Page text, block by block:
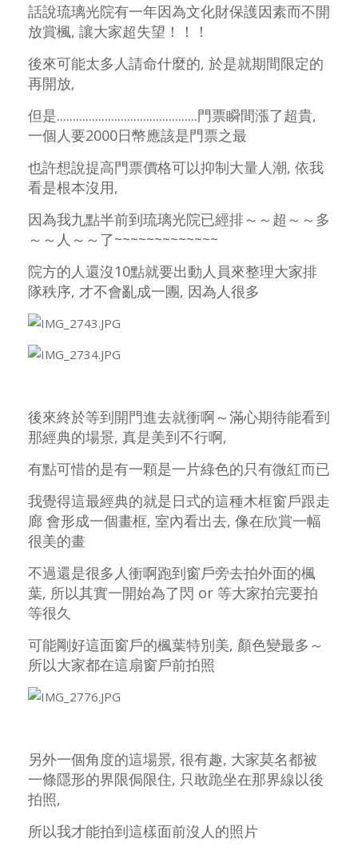
話說琉璃光院有一年因為文化財保護因素而不開
放賞楓, 讓大家超失望！！！
後來可能太多人請命什麼的, 於是就期間限定的
再開放,
但是............................................門票瞬間漲了超貴,
一個人要2000日幣應該是門票之最
也許想說提高門票價格可以抑制大量人潮, 依我
看是根本沒用,
因為我九點半前到琉璃光院已經排～～超～～多
～～人～～了~~~~~~~~~~~~~
院方的人還沒10點就要出動人員來整理大家排
隊秩序, 才不會亂成一團, 因為人很多
後來終於等到開門進去就衝啊～滿心期待能看到
那經典的場景, 真是美到不行啊,
有點可惜的是有一顆是一片綠色的只有微紅而已
我覺得這最經典的就是日式的這種木框窗戶跟走
廊 會形成一個畫框, 室內看出去, 像在欣賞一幅
很美的畫
不過還是很多人衝啊跑到窗戶旁去拍外面的楓
葉, 所以其實一開始為了閃 or 等大家拍完要拍
等很久
可能剛好這面窗戶的楓葉特別美, 顏色變最多～
所以大家都在這扇窗戶前拍照
另外一個角度的這場景, 很有趣, 大家莫名都被
一條隱形的界限侷限住, 只敢跪坐在那界線以後
拍照,
所以我才能拍到這樣面前沒人的照片